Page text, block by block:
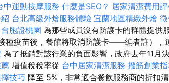
中運動按摩服務 什麼是SEO？ 居家清潔費用
台北高級外燴服務體驗 宜蘭地區精緻外燴
台胞證桃園 為那些成員沒有防護卡的群體提供
種疫苗後，餐館將取消防護卡——編者註），
為了抵​​銷對該行業的負面影響，政府去年11月
增值稅稅率從 台中居家清潔服務 撥筋創業
技巧 降至 5%，非常適合餐飲服務商的折扣